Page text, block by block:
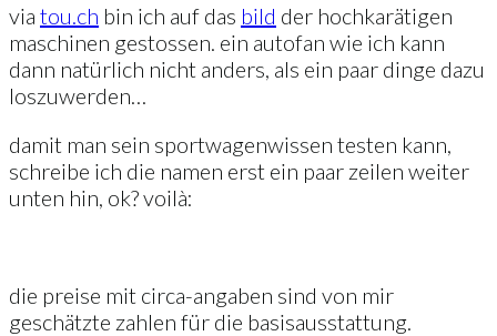
via tou.ch bin ich auf das bild der hochkarätigen
maschinen gestossen. ein autofan wie ich kann
dann natürlich nicht anders, als ein paar dinge dazu
loszuwerden…
damit man sein sportwagenwissen testen kann,
schreibe ich die namen erst ein paar zeilen weiter
unten hin, ok? voilà:
die preise mit circa-angaben sind von mir
geschätzte zahlen für die basisausstattung.